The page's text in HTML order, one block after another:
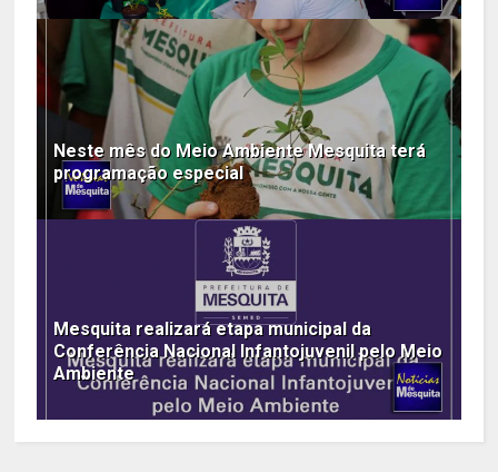
Neste mês do Meio Ambiente Mesquita terá
programação especial
Mesquita realizará etapa municipal da
Conferência Nacional Infantojuvenil pelo Meio
Ambiente